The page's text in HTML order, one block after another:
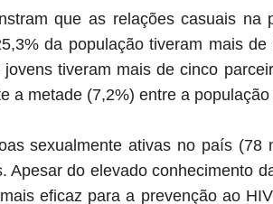
que as relações casuais
da população tiveram mais
tiveram mais de cinco
a metade (7,2%) entre a
sexualmente ativas no país (78
Apesar do elevado conhecimento
eficaz para a prevenção ao